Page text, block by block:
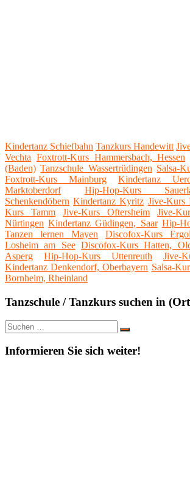
Kindertanz Schiefbahn Tanzkurs Handewitt
Vechta Foxtrott-Kurs Hammersbach, Hessen
(Baden) Tanzschule Wassertrüdingen Salsa-
Foxtrott-Kurs Mainburg
Kindertanz
Marktoberdorf
Hip-Hop-Kurs
Schenkendöbern Kindertanz Kyritz Jive-Kurs
Kurs Tamm
Jive-Kurs Oftersheim Jive-
Nürtingen Kindertanz Güdingen, Saar Hip-
Tanzen lernen Mayen
Discofox-Kurs
Losheim am See Discofox-Kurs Hatten,
Asperg
Hip-Hop-Kurs Uttenreuth
Jive-
Kindertanz Denkendorf, Oberbayern Salsa-
Bornheim, Rheinland
Tanzschule / Tanzkurs suchen in
Suche
nach:
Suchen
Informieren Sie sich weiter!